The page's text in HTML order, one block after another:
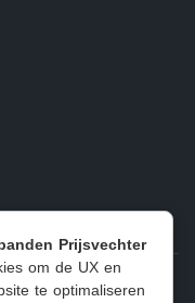
Prijsvechter
om de UX en
te optimaliseren
| Voorwaarden